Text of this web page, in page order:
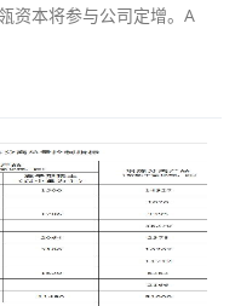
资本将参与公司定增。A